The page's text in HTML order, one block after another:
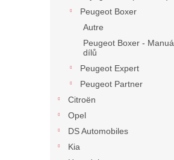
Peugeot Boxer
Autre
Peugeot Boxer -
dílů
Peugeot Expert
Peugeot Partner
Citroën
Opel
DS Automobiles
Kia